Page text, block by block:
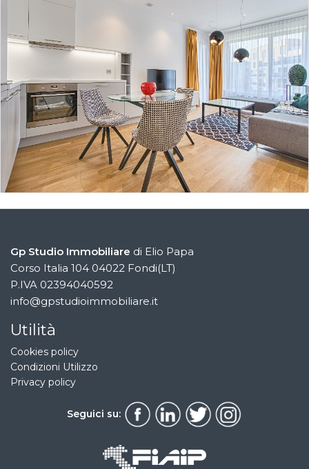
Gp Studio Immobiliare di Elio Papa
Corso Italia 104 04022 Fondi(LT)
P.IVA 02394040592
info@gpstudioimmobiliare.it
Utilità
Cookies policy
Condizioni Utilizzo
Privacy policy
Seguici su: